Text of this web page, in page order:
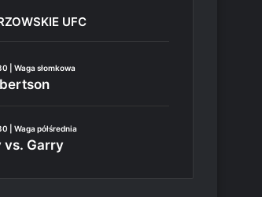
UFC
| Waga słomkowa
| Waga półśrednia
vs. Garry